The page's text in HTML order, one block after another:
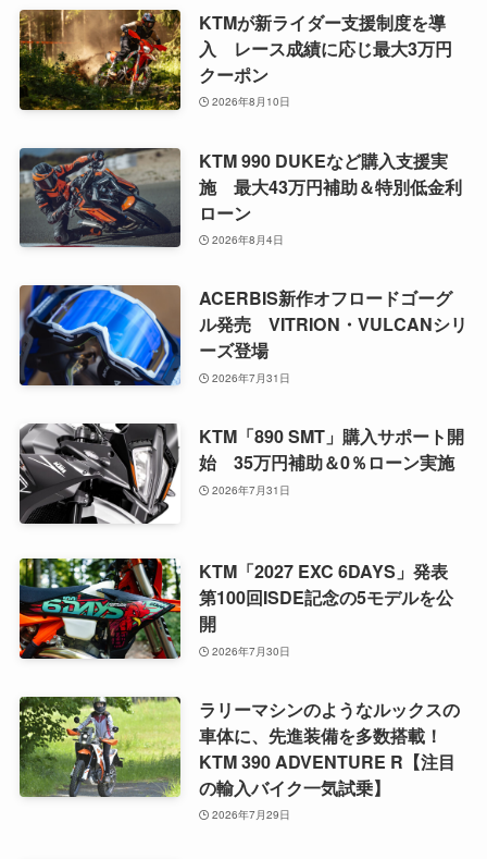
KTMが新ライダー支援制度を導
入 レース成績に応じ最大3万円
クーポン
2026年8月10日
KTM 990 DUKEなど購入支援実
施 最大43万円補助＆特別低金利
ローン
2026年8月4日
ACERBIS新作オフロードゴーグ
ル発売 VITRION・VULCANシリ
ーズ登場
2026年7月31日
KTM「890 SMT」購入サポート開
始 35万円補助＆0％ローン実施
2026年7月31日
KTM「2027 EXC 6DAYS」発表
第100回ISDE記念の5モデルを公
開
2026年7月30日
ラリーマシンのようなルックスの
車体に、先進装備を多数搭載！
KTM 390 ADVENTURE R【注目
の輸入バイク一気試乗】
2026年7月29日